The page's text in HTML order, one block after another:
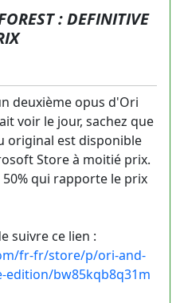
: DEFINITIVE
deuxième opus d'Ori
voir le jour, sachez que
original est disponible
Store à moitié prix.
qui rapporte le prix
suivre ce lien :
fr-fr/store/p/ori-and-
bw85kqb8q31m